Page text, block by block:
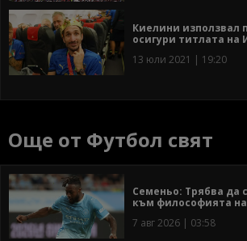
Киелини използвал
осигури титлата на
13 юли 2021 | 19:20
Още от Футбол свят
Семеньо: Трябва да
към философията
7 авг 2026 | 03:58